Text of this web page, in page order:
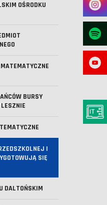
OŚRODKU
BURSY
I
SIĘ
DALTOŃSKIM